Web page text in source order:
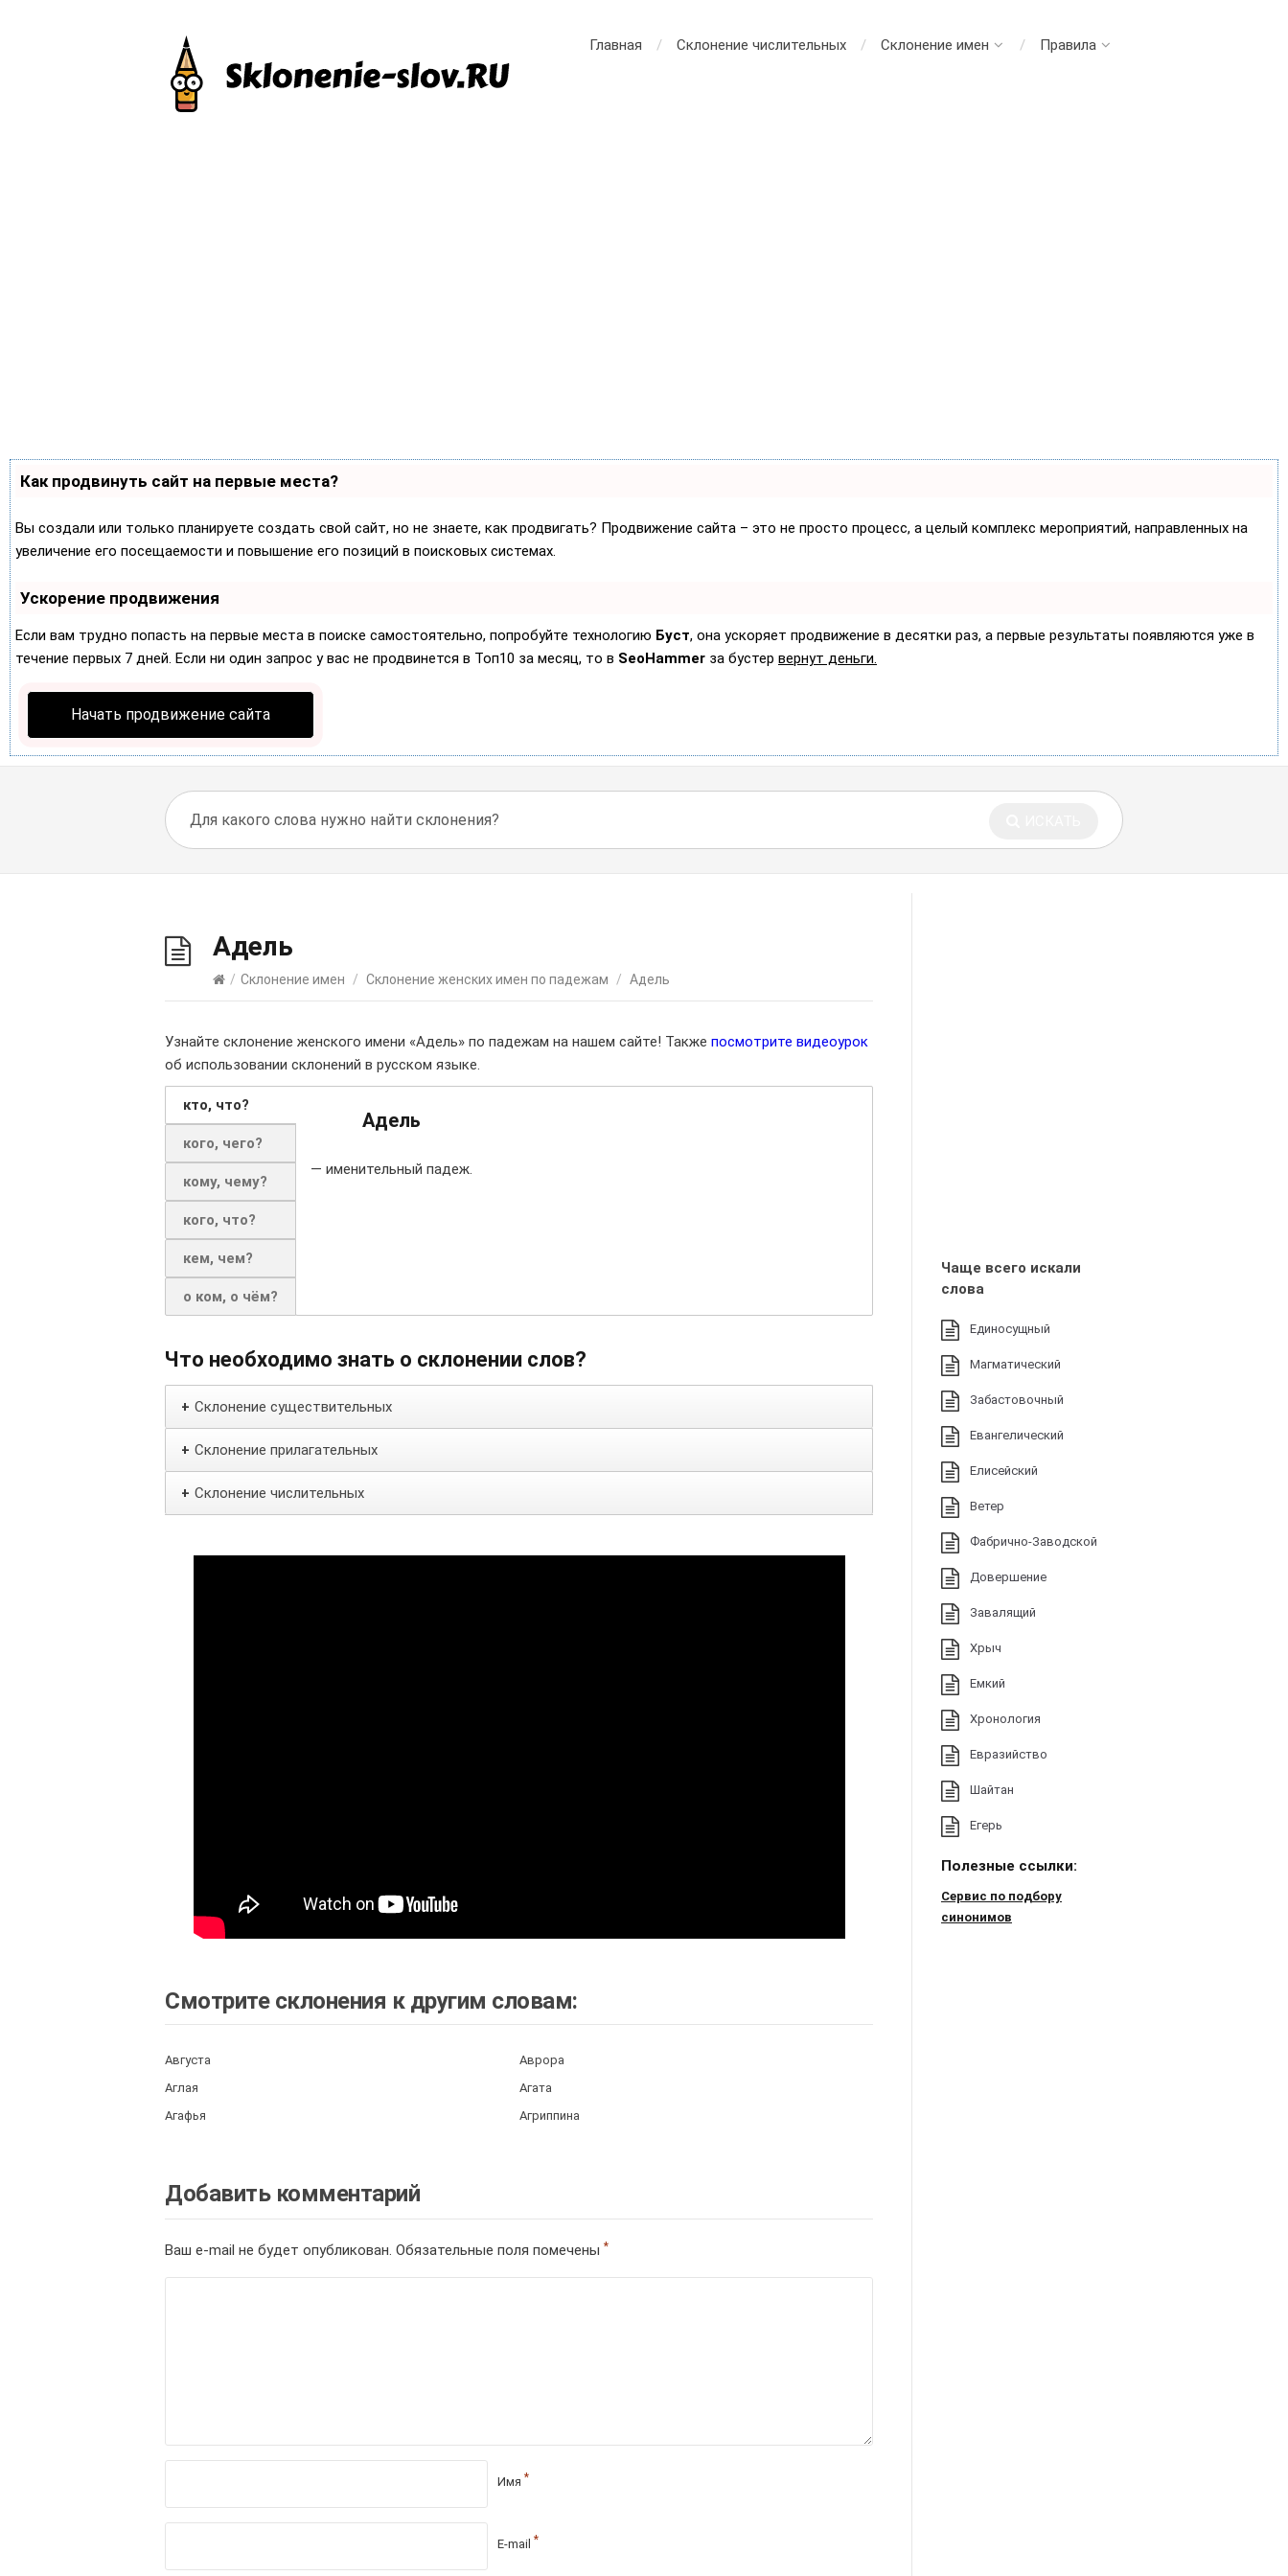
Главная Склонение числительных Склонение имен Правила
Как продвинуть сайт на первые места?
Вы создали или только планируете создать свой сайт, но не знаете, как продвигать? Продвижение сайта – это не просто процесс, а целый комплекс мероприятий, направленных на
увеличение его посещаемости и повышение его позиций в поисковых системах.
Ускорение продвижения
Если вам трудно попасть на первые места в поиске самостоятельно, попробуйте технологию Буст, она ускоряет продвижение в десятки раз, а первые результаты появляются уже в
течение первых 7 дней. Если ни один запрос у вас не продвинется в Топ10 за месяц, то в SeoHammer за бустер вернут деньги.
Начать продвижение сайта
Адель
/ Склонение имен / Склонение женских имен по падежам / Адель
Узнайте склонение женского имени «Адель» по падежам на нашем сайте! Также посмотрите видеоурок
об использовании склонений в русском языке.
кто, что?
кого, чего?
кому, чему?
кого, что?
кем, чем?
о ком, о чём?
Адель
— именительный падеж.
Что необходимо знать о склонении слов?
+ Склонение существительных
+ Склонение прилагательных
+ Склонение числительных
Смотрите склонения к другим словам:
Августа
Аврора
Аглая
Агата
Агафья
Агриппина
Добавить комментарий
Ваш e-mail не будет опубликован. Обязательные поля помечены *
Имя *
E-mail *
Чаще всего искали
слова
Единосущный
Магматический
Забастовочный
Евангелический
Елисейский
Ветер
Фабрично-Заводской
Довершение
Завалящий
Хрыч
Емкий
Хронология
Евразийство
Шайтан
Егерь
Полезные ссылки:
Сервис по подбору
синонимов